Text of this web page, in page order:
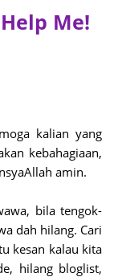
Me!
kalian yang
kebahagiaan,
amin.
bila tengok-
dah hilang. Cari
kesan kalau kita
hilang bloglist,